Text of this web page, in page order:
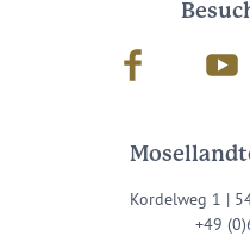
Facebook
Kordelweg 1 |
+49